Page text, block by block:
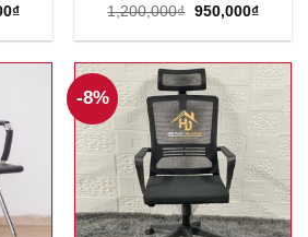
₫Giá
tại
950,000₫.
1,200,000₫ Giá
là:
950,000₫Giá
tại
-8%